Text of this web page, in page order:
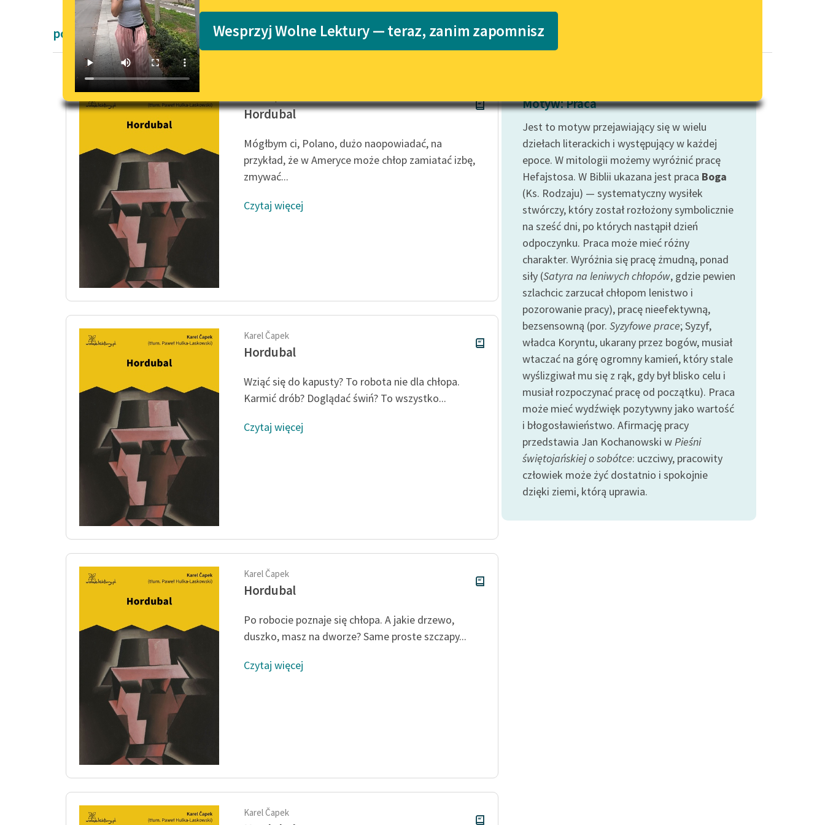
niepełnosprawnościami
literatury do słuchania dla
uczennic i uczniów z
niepełnosprawnościami
Katalog
Katalog w formacie PDF
wrażliwych
Deklaracja dostępności
Wesprzyj Wolne Lektury — teraz, zanim zapomnisz
powieści Karel Čapek
Hordubal
Mógłbym ci, Polano, dużo naopowiadać, na
przykład, że w Ameryce może chłop zamiatać izbę,
zmywać...
Czytaj więcej
Karel Čapek
Hordubal
Wziąć się do kapusty? To robota nie dla chłopa.
Karmić drób? Doglądać świń? To wszystko...
Czytaj więcej
Karel Čapek
Hordubal
Po robocie poznaje się chłopa. A jakie drzewo,
duszko, masz na dworze? Same proste szczapy...
Czytaj więcej
Karel Čapek
Motyw: Praca
Jest to motyw przejawiający się w wielu
dziełach literackich i występujący w każdej
epoce. W mitologii możemy wyróżnić pracę
Hefajstosa. W Biblii ukazana jest praca Boga
(Ks. Rodzaju) — systematyczny wysiłek
stwórczy, który został rozłożony symbolicznie
na sześć dni, po których nastąpił dzień
odpoczynku. Praca może mieć różny
charakter. Wyróżnia się pracę żmudną, ponad
siły (Satyra na leniwych chłopów, gdzie pewien
szlachcic zarzucał chłopom lenistwo i
pozorowanie pracy), pracę nieefektywną,
bezsensowną (por. Syzyfowe prace; Syzyf,
władca Koryntu, ukarany przez bogów, musiał
wtaczać na górę ogromny kamień, który stale
wyślizgiwał mu się z rąk, gdy był blisko celu i
musiał rozpoczynać pracę od początku). Praca
może mieć wydźwięk pozytywny jako wartość
i błogosławieństwo. Afirmację pracy
przedstawia Jan Kochanowski wPieśni
świętojańskiej o sobótce: uczciwy, pracowity
człowiek może żyć dostatnio i spokojnie
dzięki ziemi, którą uprawia.